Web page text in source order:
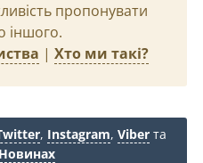
пропонувати
іншого.
| Хто ми такі?
, Instagram, Viber та